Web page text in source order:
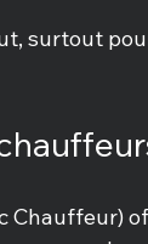
surtout
Chauffeur)